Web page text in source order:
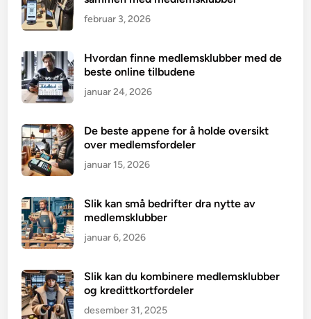
februar 3, 2026
Hvordan finne medlemsklubber med de
beste online tilbudene
januar 24, 2026
De beste appene for å holde oversikt
over medlemsfordeler
januar 15, 2026
Slik kan små bedrifter dra nytte av
medlemsklubber
januar 6, 2026
Slik kan du kombinere medlemsklubber
og kredittkortfordeler
desember 31, 2025